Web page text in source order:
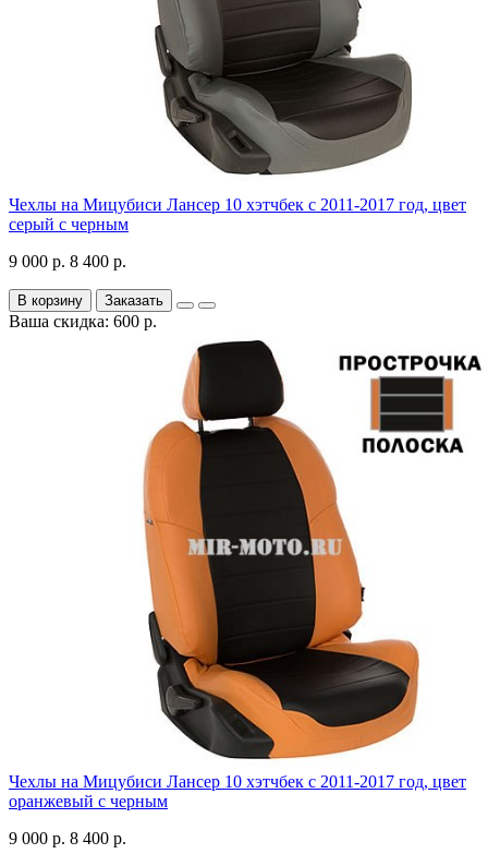
Чехлы на Мицубиси Лансер 10 хэтчбек с 2011-2017 год, цвет
серый с черным
9 000 р. 8 400 р.
В корзину Заказать
Ваша скидка: 600 р.
Чехлы на Мицубиси Лансер 10 хэтчбек с 2011-2017 год, цвет
оранжевый с черным
9 000 р. 8 400 р.